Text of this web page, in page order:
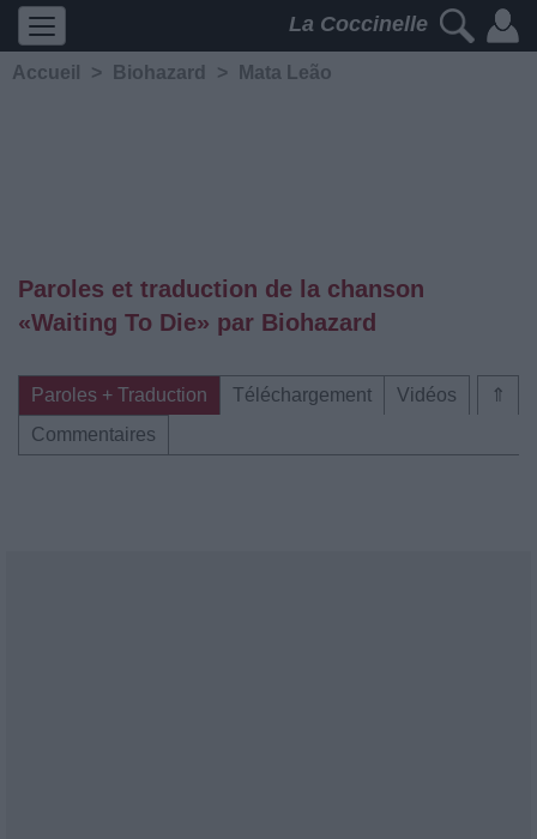
La Coccinelle
Accueil > Biohazard > Mata Leão
Paroles et traduction de la chanson
«Waiting To Die» par Biohazard
⇑
Paroles + Traduction Téléchargement
Vidéos
Commentaires